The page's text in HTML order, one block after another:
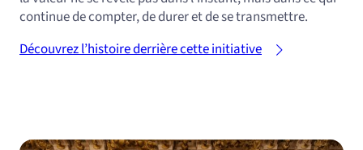
continue de compter, de durer et de se transmettre.
Découvrez l’histoire derrière cette initiative